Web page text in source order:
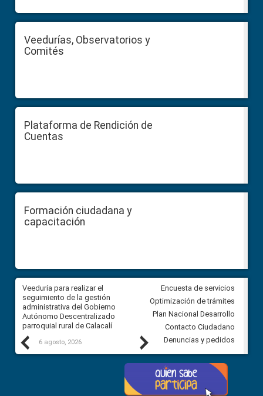
Veedurías, Observatorios y
Comités
Plataforma de Rendición de
Cuentas
Formación ciudadana y
capacitación
Previous
Veeduría para realizar el
seguimiento de la gestión
administrativa del Gobierno
Autónomo Descentralizado
parroquial rural de Calacalí
6 agosto, 2026
Veeduría para vigilar los
derivados de la Audiencia
comunidad Urbina, parroquia
Carolina
5 agosto, 2026
Next
Encuesta de servicios
Optimización de trámites
Plan Nacional Desarrollo
Contacto Ciudadano
Denuncias y pedidos